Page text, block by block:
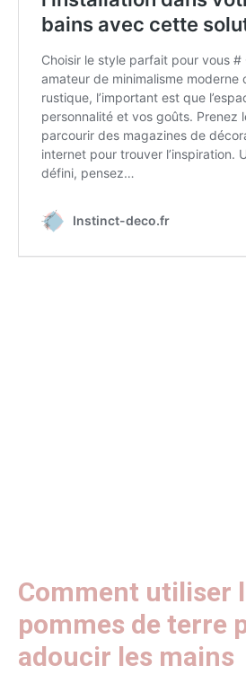
Comment utiliser
pommes de terre
adoucir les mains